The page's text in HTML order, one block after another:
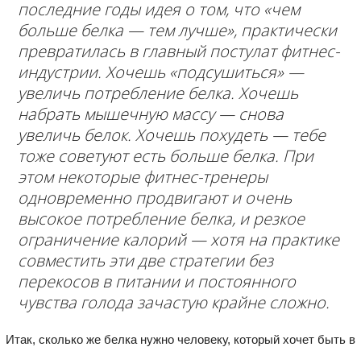
последние годы идея о том, что «чем
больше белка — тем лучше», практически
превратилась в главный постулат фитнес-
индустрии. Хочешь «подсушиться» —
увеличь потребление белка. Хочешь
набрать мышечную массу — снова
увеличь белок. Хочешь похудеть — тебе
тоже советуют есть больше белка. При
этом некоторые фитнес-тренеры
одновременно продвигают и очень
высокое потребление белка, и резкое
ограничение калорий — хотя на практике
совместить эти две стратегии без
перекосов в питании и постоянного
чувства голода зачастую крайне сложно.
Итак, сколько же белка нужно человеку, который хочет быть в